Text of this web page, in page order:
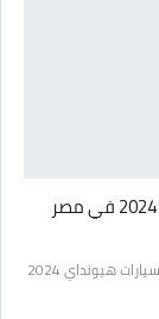
قامت شركة "جي بي اوتو" بالكشف عن أحدث قائمة اسعار لـ سيارات هيونداي 2024